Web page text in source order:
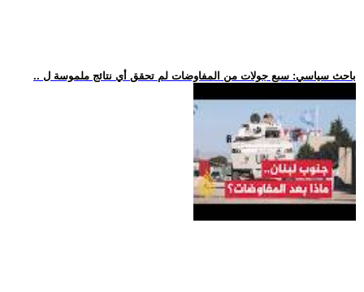
.. باحث سياسي: سبع جولات من المفاوضات لم تحقق أي نتائج ملموسة ل